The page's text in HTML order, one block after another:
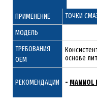
ПРИМЕНЕНИЕ
ТОЧКИ
МОДЕЛЬ
ТРЕБОВАНИЯ
ОЕМ
основе
РЕКОМЕНДАЦИИ -